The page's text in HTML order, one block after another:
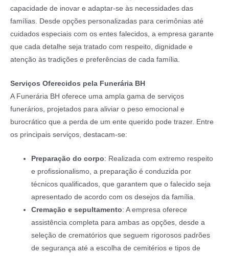
capacidade de inovar e adaptar-se às necessidades das
famílias. Desde opções personalizadas para cerimônias até
cuidados especiais com os entes falecidos, a empresa garante
que cada detalhe seja tratado com respeito, dignidade e
atenção às tradições e preferências de cada família.
Serviços Oferecidos pela Funerária BH
A Funerária BH oferece uma ampla gama de serviços
funerários, projetados para aliviar o peso emocional e
burocrático que a perda de um ente querido pode trazer. Entre
os principais serviços, destacam-se:
Preparação do corpo: Realizada com extremo respeito
e profissionalismo, a preparação é conduzida por
técnicos qualificados, que garantem que o falecido seja
apresentado de acordo com os desejos da família.
Cremação e sepultamento: A empresa oferece
assistência completa para ambas as opções, desde a
seleção de crematórios que seguem rigorosos padrões
de segurança até a escolha de cemitérios e tipos de